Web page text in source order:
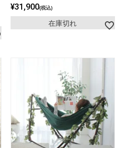
¥31,900 税込
在庫切れ